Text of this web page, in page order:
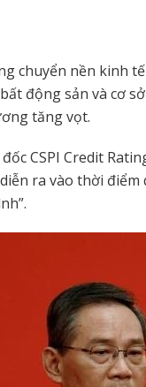
chuyển nền kinh
động sản và cơ
tăng vọt.
CSPI Credit
ra vào thời